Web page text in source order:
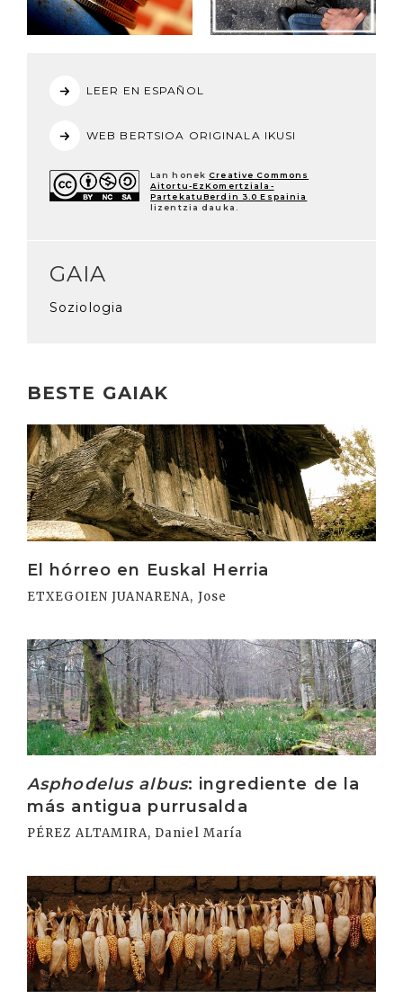
LEER EN ESPAÑOL
WEB BERTSIOA ORIGINALA IKUSI
Lan honek Creative Commons
Aitortu-EzKomertziala-
PartekatuBerdin 3.0 Espainia
lizentzia dauka.
GAIA
Soziologia
BESTE GAIAK
El hórreo en Euskal Herria
ETXEGOIEN JUANARENA, Jose
Irakurri
Asphodelus albus: ingrediente de la
más antigua purrusalda
PÉREZ ALTAMIRA, Daniel María
Irakurri
Irakurri